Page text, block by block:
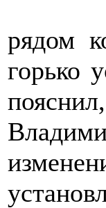
рядом
горько